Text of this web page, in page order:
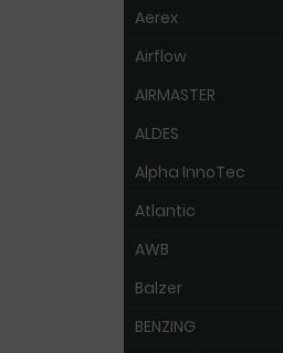
Aerex
Airflow
AIRMASTER
ALDES
Alpha InnoTec
Atlantic
AWB
Balzer
BENZING